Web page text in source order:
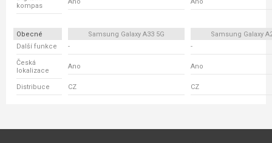
kompas
Obecné Samsung Galaxy A33 5G
Samsung Galaxy
Další funkce
- -
Česká
lokalizace
Ano Ano
Distribuce CZ CZ